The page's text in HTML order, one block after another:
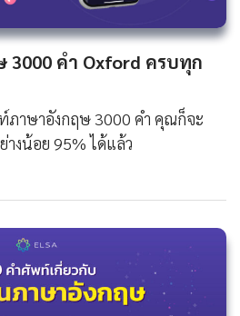
คํา Oxford ครบทุก
ภาษาอังกฤษ 3000 คำ คุณก็จะ
งน้อย 95% ได้แล้ว